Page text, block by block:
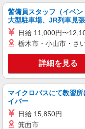
スマ
時
方は
入社後獲得も対
ール
給 ゜+゜・。○。・゜+゜・。○。・゜+゜ 入社祝
い金10万円
センティブ
（規
東
キープ
派遣社員 紹介予定派遣
株式会社シエロ
警備員スタッフ（イベン
大型駐車場、JR列車見張
日給 11,000円〜
栃木市・小山市・さ
詳細を見る
マイクロバスにて教習
イバー
日給 15,850円
箕面市